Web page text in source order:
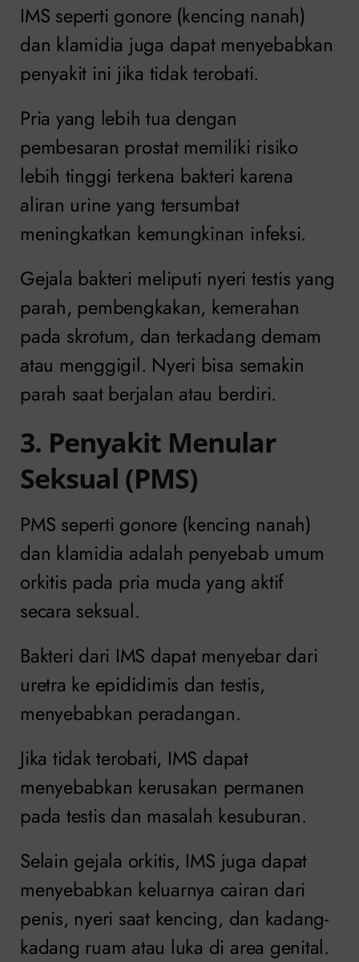
IMS seperti gonore (kencing nanah)
dan klamidia juga dapat menyebabkan
penyakit ini jika tidak terobati.
Pria yang lebih tua dengan
pembesaran prostat memiliki risiko
lebih tinggi terkena bakteri karena
aliran urine yang tersumbat
meningkatkan kemungkinan infeksi.
Gejala bakteri meliputi nyeri testis yang
parah, pembengkakan, kemerahan
pada skrotum, dan terkadang demam
atau menggigil. Nyeri bisa semakin
parah saat berjalan atau berdiri.
3. Penyakit Menular
Seksual (PMS)
PMS seperti gonore (kencing nanah)
dan klamidia adalah penyebab umum
orkitis pada pria muda yang aktif
secara seksual.
Bakteri dari IMS dapat menyebar dari
uretra ke epididimis dan testis,
menyebabkan peradangan.
Jika tidak terobati, IMS dapat
menyebabkan kerusakan permanen
pada testis dan masalah kesuburan.
Selain gejala orkitis, IMS juga dapat
menyebabkan keluarnya cairan dari
penis, nyeri saat kencing, dan kadang-
kadang ruam atau luka di area genital.